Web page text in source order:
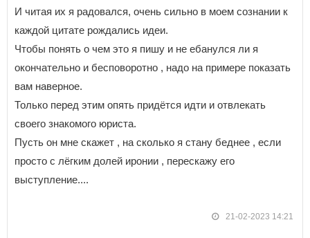
И читая их я радовался, очень сильно в моем сознании к
каждой цитате рождались идеи.
Чтобы понять о чем это я пишу и не ебанулся ли я
окончательно и бесповоротно , надо на примере показать
вам наверное.
Только перед этим опять придётся идти и отвлекать
своего знакомого юриста.
Пусть он мне скажет , на сколько я стану беднее , если
просто с лёгким долей иронии , перескажу его
выступление....
21-02-2023 14:21